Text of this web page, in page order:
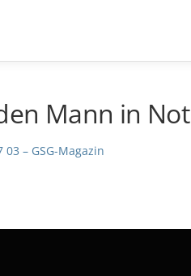
Mann in Not
03 – GSG-Magazin